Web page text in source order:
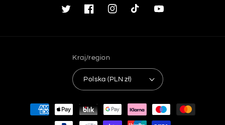
TwitterFacebookInstagramTikTok Youtube
Kraj/region
Polska (PLN zł)
Metody
płatności